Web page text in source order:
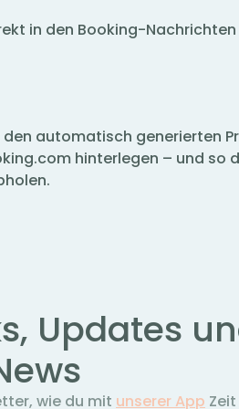
in den Booking-Nachrichten
automatisch generierten
hinterlegen – und so
Updates
wie du mit unserer App Zeit